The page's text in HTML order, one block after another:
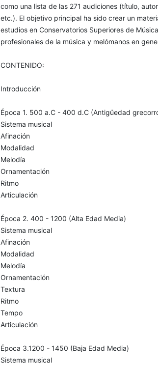
como una lista de las 271 audiciones (título,
etc.). El objetivo principal ha sido crear un
estudios en Conservatorios Superiores de
profesionales de la música y melómanos en
CONTENIDO:
Introducción
Época 1. 500 a.C - 400 d.C (Antigüedad
Sistema musical
Afinación
Modalidad
Melodía
Ornamentación
Ritmo
Articulación
Época 2. 400 - 1200 (Alta Edad Media)
Sistema musical
Afinación
Modalidad
Melodía
Ornamentación
Textura
Ritmo
Tempo
Articulación
Época 3.1200 - 1450 (Baja Edad Media)
Sistema musical